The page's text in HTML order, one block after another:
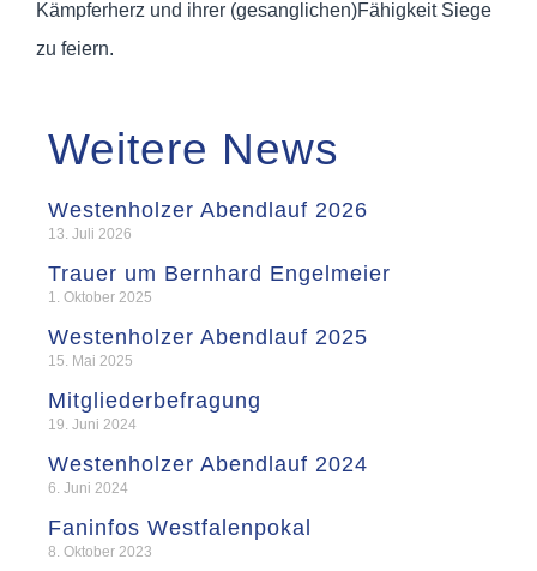
Kämpferherz und ihrer (gesanglichen)Fähigkeit Siege
zu feiern.
Weitere News
Westenholzer Abendlauf 2026
13. Juli 2026
Trauer um Bernhard Engelmeier
1. Oktober 2025
Westenholzer Abendlauf 2025
15. Mai 2025
Mitgliederbefragung
19. Juni 2024
Westenholzer Abendlauf 2024
6. Juni 2024
Faninfos Westfalenpokal
8. Oktober 2023